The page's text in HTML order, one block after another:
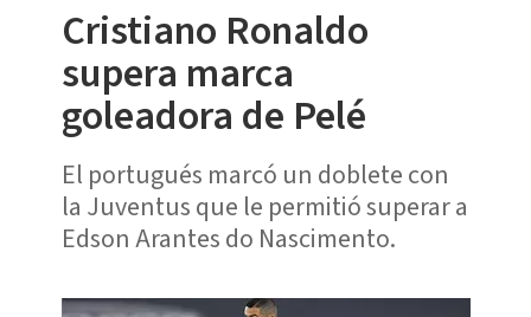
Cristiano Ronaldo
supera marca
goleadora de Pelé
El portugués marcó un doblete con
la Juventus que le permitió superar a
Edson Arantes do Nascimento.